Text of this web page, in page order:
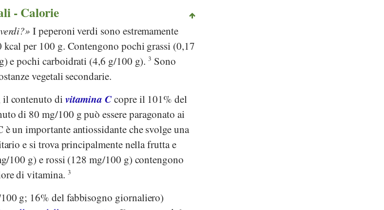
- Calorie
I peperoni verdi sono estremamente
per 100 g. Contengono pochi grassi (0,17
e pochi carboidrati (4,6 g/100 g).3 Sono
vegetali secondarie.
il contenuto di vitamina Ccopre il 101% del
di 80 mg/100 g può essere paragonato ai
un importante antiossidante che svolge una
e si trova principalmente nella frutta e
100 g) e rossi (128 mg/100 g) contengono
di vitamina. 3
g; 16% del fabbisogno giornaliero)